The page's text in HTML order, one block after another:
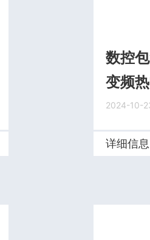
数控
变频
2024-10-
详细信息